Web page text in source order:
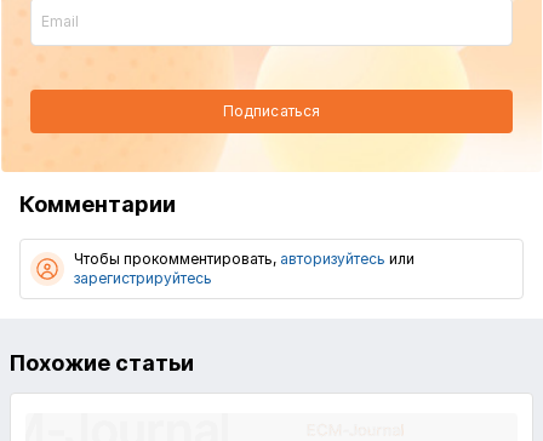
Подписаться
Комментарии
Чтобы прокомментировать, авторизуйтесь или
зарегистрируйтесь
Похожие статьи